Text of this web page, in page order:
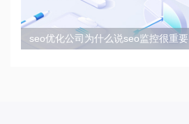
seo优化公司为什么说seo监控很重要